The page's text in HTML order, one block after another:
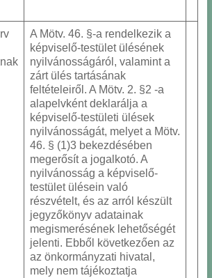
A Mötv. 46. §-a rendelkezik a
képviselő-testület ülésének
nyilvánosságáról, valamint a
zárt ülés tartásának
feltételeiről. A Mötv. 2. §2 -a
alapelvként deklarálja a
képviselő-testületi ülések
nyilvánosságát, melyet a Mötv.
46. § (1)3 bekezdésében
megerősít a jogalkotó. A
nyilvánosság a képviselő-
testület ülésein való
részvételt, és az arról készült
jegyzőkönyv adatainak
megismerésének lehetőségét
jelenti. Ebből következően az
az önkormányzati hivatal,
mely nem tájékoztatja